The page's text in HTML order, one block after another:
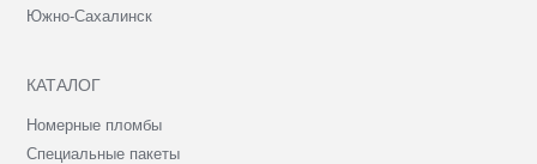
Южно-Сахалинск
КАТАЛОГ
Номерные пломбы
Специальные пакеты